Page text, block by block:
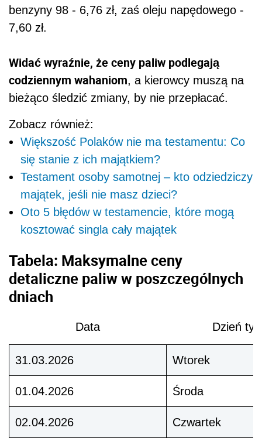
benzyny 98 - 6,76 zł, zaś oleju napędowego -
7,60 zł.
Widać wyraźnie, że ceny paliw podlegają
codziennym wahaniom, a kierowcy muszą na
bieżąco śledzić zmiany, by nie przepłacać.
Zobacz również:
Większość Polaków nie ma testamentu: Co
się stanie z ich majątkiem?
Testament osoby samotnej – kto odziedziczy
majątek, jeśli nie masz dzieci?
Oto 5 błędów w testamencie, które mogą
kosztować singla cały majątek
Tabela: Maksymalne ceny
detaliczne paliw w poszczególnych
dniach
Data Dzień
31.03.2026 Wtorek
01.04.2026 Środa
02.04.2026 Czwartek